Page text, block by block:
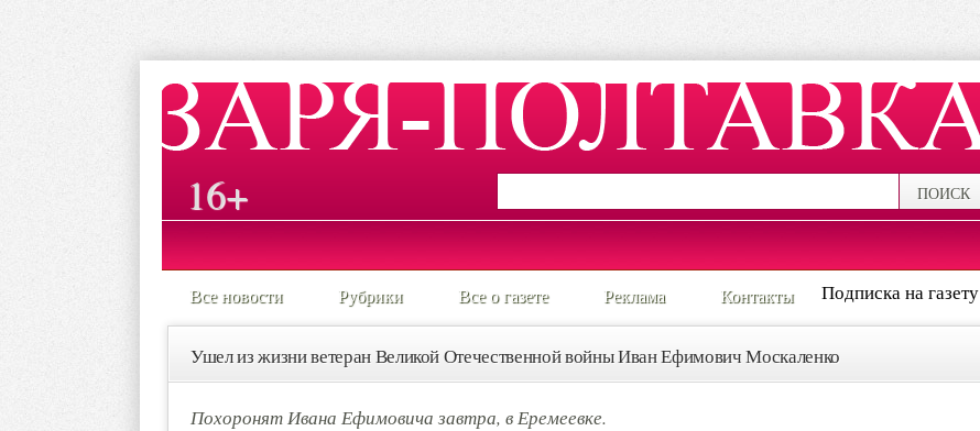
16+ ПОИСК
Все новости Рубрики Все о газете Реклама Контакты Подписка на газету
Ушел из жизни ветеран Великой Отечественной войны Иван Ефимович Москаленко
Похоронят Ивана Ефимовича завтра, в Еремеевке.